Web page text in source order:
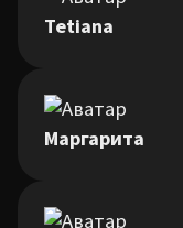
Tetiana
Маргарита